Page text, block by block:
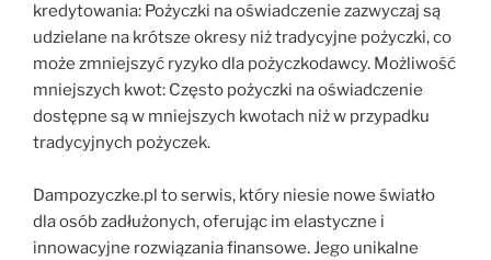
kredytowania: Pożyczki na oświadczenie zazwyczaj są
udzielane na krótsze okresy niż tradycyjne pożyczki, co
może zmniejszyć ryzyko dla pożyczkodawcy. Możliwość
mniejszych kwot: Często pożyczki na oświadczenie
dostępne są w mniejszych kwotach niż w przypadku
tradycyjnych pożyczek.
Dampozyczke.pl to serwis, który niesie nowe światło
dla osób zadłużonych, oferując im elastyczne i
innowacyjne rozwiązania finansowe. Jego unikalne